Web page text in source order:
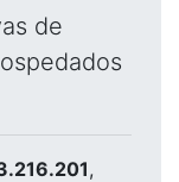
de
,